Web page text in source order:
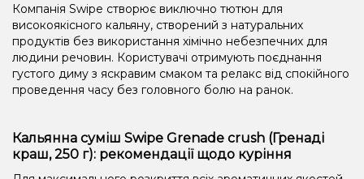
Компанія Swipe створює виключно тютюн для
високоякісного кальяну, створений з натуральних
продуктів без використання хімічно небезпечних для
людини речовин. Користувачі отримують поєднання
густого диму з яскравим смаком та релакс від спокійного
проведення часу без головного болю на ранок.
Кальянна суміш Swipe Grenade crush (Гренаді
краш, 250 г): рекомендації щодо куріння